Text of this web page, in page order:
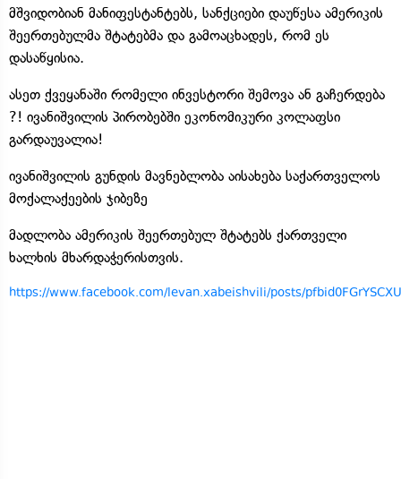
მშვიდობიან მანიფესტანტებს, სანქციები დაუწესა ამერიკის
შეერთებულმა შტატებმა და გამოაცხადეს, რომ ეს
დასაწყისია.
ასეთ ქვეყანაში რომელი ინვესტორი შემოვა ან გაჩერდება
?! ივანიშვილის პირობებში ეკონომიკური კოლაფსი
გარდაუვალია!
ივანიშვილის გუნდის მავნებლობა აისახება საქართველოს
მოქალაქეების ჯიბეზე
მადლობა ამერიკის შეერთებულ შტატებს ქართველი
ხალხის მხარდაჭერისთვის.
https://www.facebook.com/levan.xabeishvili/posts/